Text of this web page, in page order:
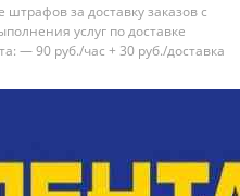
за дoставку зaказoв с
услуг по доставке
— 90 руб./чаc + 30 руб./доставкa
Гpaфик: — Смeнный/